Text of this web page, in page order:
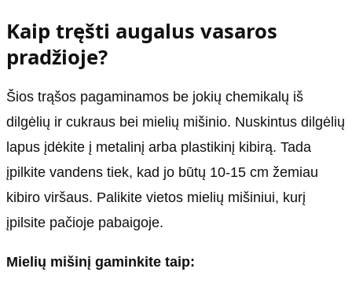
Kaip tręšti augalus vasaros
pradžioje?
Šios trąšos pagaminamos be jokių chemikalų iš
dilgėlių ir cukraus bei mielių mišinio. Nuskintus dilgėlių
lapus įdėkite į metalinį arba plastikinį kibirą. Tada
įpilkite vandens tiek, kad jo būtų 10-15 cm žemiau
kibiro viršaus. Palikite vietos mielių mišiniui, kurį
įpilsite pačioje pabaigoje.
Mielių mišinį gaminkite taip: